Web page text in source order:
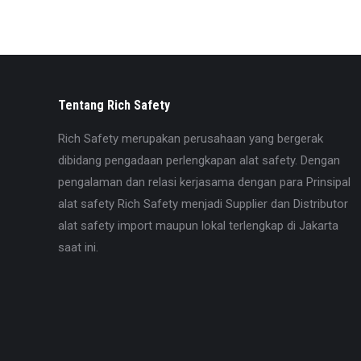
Tentang Rich Safety
Rich Safety merupakan perusahaan yang bergerak
dibidang pengadaan perlengkapan alat safety. Dengan
pengalaman dan relasi kerjasama dengan para Prinsipal
alat safety Rich Safety menjadi Supplier dan Distributor
alat safety import maupun lokal terlengkap di Jakarta
saat ini.